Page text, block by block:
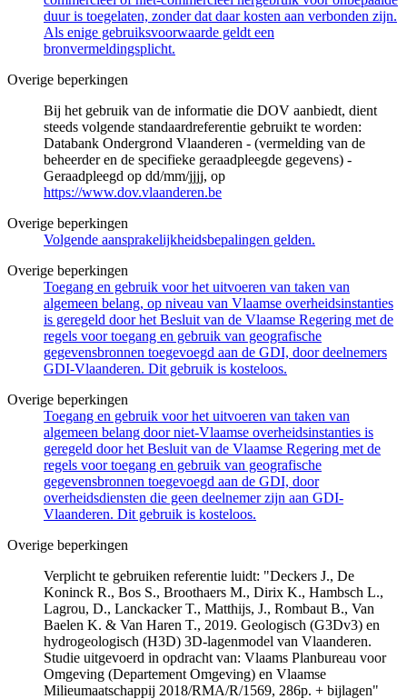
duur is toegelaten, zonder dat daar kosten aan verbonden zijn.
Als enige gebruiksvoorwaarde geldt een
bronvermeldingsplicht.
Overige beperkingen
Bij het gebruik van de informatie die DOV aanbiedt, dient
steeds volgende standaardreferentie gebruikt te worden:
Databank Ondergrond Vlaanderen - (vermelding van de
beheerder en de specifieke geraadpleegde gegevens) -
Geraadpleegd op dd/mm/jjjj, op
https://www.dov.vlaanderen.be
Overige beperkingen
Volgende aansprakelijkheidsbepalingen gelden.
Overige beperkingen
Toegang en gebruik voor het uitvoeren van taken van
algemeen belang, op niveau van Vlaamse overheidsinstanties
is geregeld door het Besluit van de Vlaamse Regering met de
regels voor toegang en gebruik van geografische
gegevensbronnen toegevoegd aan de GDI, door deelnemers
GDI-Vlaanderen. Dit gebruik is kosteloos.
Overige beperkingen
Toegang en gebruik voor het uitvoeren van taken van
algemeen belang door niet-Vlaamse overheidsinstanties is
geregeld door het Besluit van de Vlaamse Regering met de
regels voor toegang en gebruik van geografische
gegevensbronnen toegevoegd aan de GDI, door
overheidsdiensten die geen deelnemer zijn aan GDI-
Vlaanderen. Dit gebruik is kosteloos.
Overige beperkingen
Verplicht te gebruiken referentie luidt: "Deckers J., De
Koninck R., Bos S., Broothaers M., Dirix K., Hambsch L.,
Lagrou, D., Lanckacker T., Matthijs, J., Rombaut B., Van
Baelen K. & Van Haren T., 2019. Geologisch (G3Dv3) en
hydrogeologisch (H3D) 3D-lagenmodel van Vlaanderen.
Studie uitgevoerd in opdracht van: Vlaams Planbureau voor
Omgeving (Departement Omgeving) en Vlaamse
Milieumaatschappij 2018/RMA/R/1569, 286p. + bijlagen"